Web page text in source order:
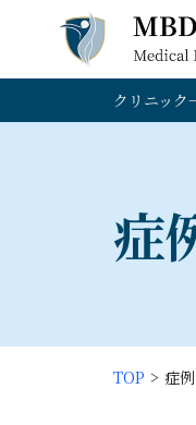
クリニック
症
TOP 症例